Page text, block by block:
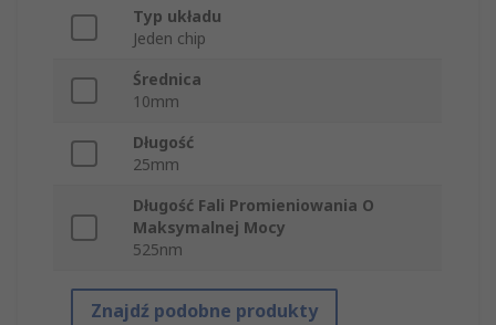
Typ układu
Jeden chip
Średnica
10mm
Długość
25mm
Długość Fali Promieniowania O
Maksymalnej Mocy
525nm
Znajdź podobne produkty